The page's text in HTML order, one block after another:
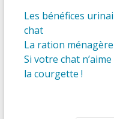
Les bénéfices
chat
La ration
Si votre chat
la courgette !